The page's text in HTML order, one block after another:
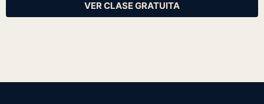
VER CLASE GRATUITA